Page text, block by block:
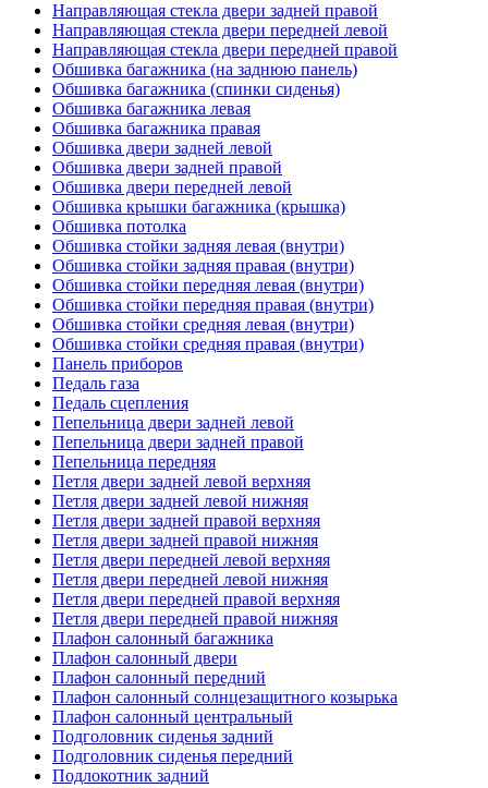
Направляющая стекла двери задней правой
Направляющая стекла двери передней левой
Направляющая стекла двери передней правой
Обшивка багажника (на заднюю панель)
Обшивка багажника (спинки сиденья)
Обшивка багажника левая
Обшивка багажника правая
Обшивка двери задней левой
Обшивка двери задней правой
Обшивка двери передней левой
Обшивка крышки багажника (крышка)
Обшивка потолка
Обшивка стойки задняя левая (внутри)
Обшивка стойки задняя правая (внутри)
Обшивка стойки передняя левая (внутри)
Обшивка стойки передняя правая (внутри)
Обшивка стойки средняя левая (внутри)
Обшивка стойки средняя правая (внутри)
Панель приборов
Педаль газа
Педаль сцепления
Пепельница двери задней левой
Пепельница двери задней правой
Пепельница передняя
Петля двери задней левой верхняя
Петля двери задней левой нижняя
Петля двери задней правой верхняя
Петля двери задней правой нижняя
Петля двери передней левой верхняя
Петля двери передней левой нижняя
Петля двери передней правой верхняя
Петля двери передней правой нижняя
Плафон салонный багажника
Плафон салонный двери
Плафон салонный передний
Плафон салонный солнцезащитного козырька
Плафон салонный центральный
Подголовник сиденья задний
Подголовник сиденья передний
Подлокотник задний